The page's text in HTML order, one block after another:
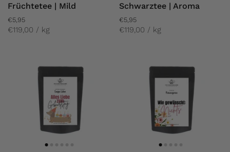
Früchtetee | Mild
€5,95
€119,00 / kg
Schwarztee | Aroma
€5,95
€119,00 / kg